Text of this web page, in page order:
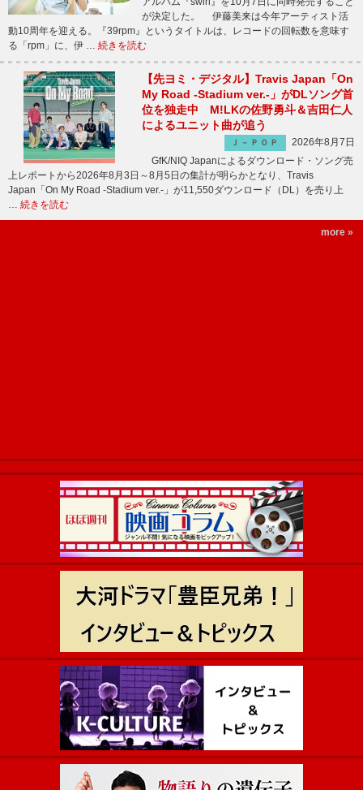
が決定した。 伊藤美来は今年アーティスト活
動10周年を迎える。『39rpm』というタイトルは、レコードの回転数を意味す
る「rpm」に、伊 … 続きを読む
【先ヨミ・デジタル】Travis Japan「On
My Road -Stadium ver.-」がDLソング首
位を独走中 M!LKの佐野勇斗＆吉田仁人
によるユニット曲が追う
Ｊ－ＰＯＰ
2026年8月7日
GfK/NIQ Japanによるダウンロード・ソング売
上レポートから2026年8月3日～8月5日の集計が明らかとなり、Travis
Japan「On My Road -Stadium ver.-」が11,550ダウンロード（DL）を売り上
… 続きを読む
more »